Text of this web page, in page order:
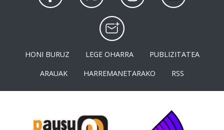
HONI BURUZ LEGE OHARRA
PUBLIZITATEA
ARAUAK
HARREMANETARAKO RSS